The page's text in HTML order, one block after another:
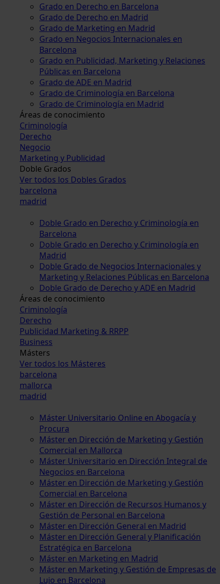
Grado en Derecho en Barcelona
Grado de Derecho en Madrid
Grado de Marketing en Madrid
Grado en Negocios Internacionales en
Barcelona
Grado en Publicidad, Marketing y Relaciones
Públicas en Barcelona
Grado de ADE en Madrid
Grado de Criminología en Barcelona
Grado de Criminología en Madrid
Áreas de conocimiento
Criminología
Derecho
Negocio
Marketing y Publicidad
Doble Grados
Ver todos los Dobles Grados
barcelona
madrid
Doble Grado en Derecho y Criminología en
Barcelona
Doble Grado en Derecho y Criminología en
Madrid
Doble Grado de Negocios Internacionales y
Marketing y Relaciones Públicas en Barcelona
Doble Grado de Derecho y ADE en Madrid
Áreas de conocimiento
Criminología
Derecho
Publicidad Marketing & RRPP
Business
Másters
Ver todos los Másteres
barcelona
mallorca
madrid
Máster Universitario Online en Abogacía y
Procura
Máster en Dirección de Marketing y Gestión
Comercial en Mallorca
Máster Universitario en Dirección Integral de
Negocios en Barcelona
Máster en Dirección de Marketing y Gestión
Comercial en Barcelona
Máster en Dirección de Recursos Humanos y
Gestión de Personal en Barcelona
Máster en Dirección General en Madrid
Máster en Dirección General y Planificación
Estratégica en Barcelona
Máster en Marketing en Madrid
Máster en Marketing y Gestión de Empresas de
Lujo en Barcelona